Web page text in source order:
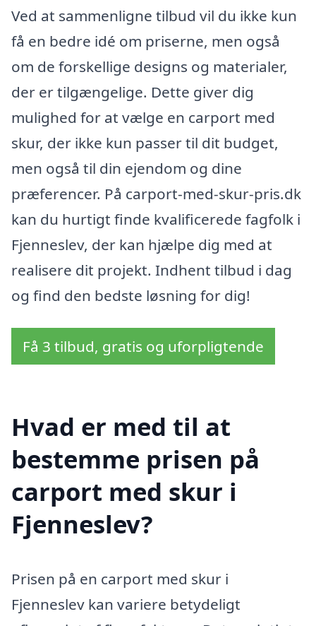
Ved at sammenligne tilbud vil du ikke kun
få en bedre idé om priserne, men også
om de forskellige designs og materialer,
der er tilgængelige. Dette giver dig
mulighed for at vælge en carport med
skur, der ikke kun passer til dit budget,
men også til din ejendom og dine
præferencer. På carport-med-skur-pris.dk
kan du hurtigt finde kvalificerede fagfolk i
Fjenneslev, der kan hjælpe dig med at
realisere dit projekt. Indhent tilbud i dag
og find den bedste løsning for dig!
Få 3 tilbud, gratis og uforpligtende
Hvad er med til at
bestemme prisen på
carport med skur i
Fjenneslev?
Prisen på en carport med skur i
Fjenneslev kan variere betydeligt